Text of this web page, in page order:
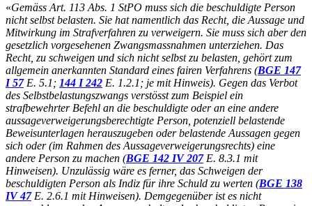
«Gemäss Art. 113 Abs. 1 StPO muss sich die beschuldigte Person
nicht selbst belasten. Sie hat namentlich das Recht, die Aussage und
Mitwirkung im Strafverfahren zu verweigern. Sie muss sich aber den
gesetzlich vorgesehenen Zwangsmassnahmen unterziehen. Das
Recht, zu schweigen und sich nicht selbst zu belasten, gehört zum
allgemein anerkannten Standard eines fairen Verfahrens (BGE 147
I 57E. 5.1; 144 I 242 E. 1.2.1; je mit Hinweis). Gegen das Verbot
des Selbstbelastungszwangs verstösst zum Beispiel ein
strafbewehrter Befehl an die beschuldigte oder an eine andere
aussageverweigerungsberechtigte Person, potenziell belastende
Beweisunterlagen herauszugeben oder belastende Aussagen gegen
sich oder (im Rahmen des Aussageverweigerungsrechts) eine
andere Person zu machen (BGE 142 IV 207E. 8.3.1 mit
Hinweisen). Unzulässig wäre es ferner, das Schweigen der
beschuldigten Person als Indiz für ihre Schuld zu werten (BGE 138
IV 47E. 2.6.1 mit Hinweisen). Demgegenüber ist es nicht